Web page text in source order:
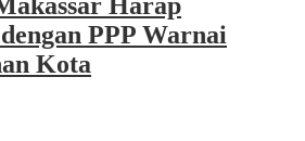
Harap
PPP Warnai
Kota